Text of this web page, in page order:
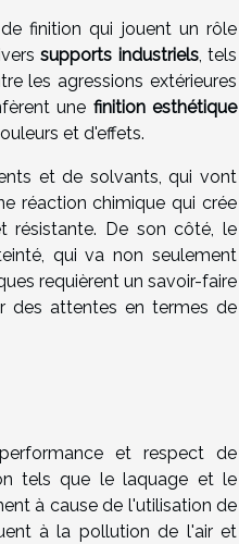
finition qui jouent un rôle
supports industriels, tels
les agressions extérieures
une finition esthétique
et d'effets.
et de solvants, qui vont
réaction chimique qui crée
résistante. De son côté, le
qui va non seulement
requièrent un savoir-faire
des attentes en termes de
et respect de
tels que le laquage et le
à cause de l'utilisation de
à la pollution de l'air et